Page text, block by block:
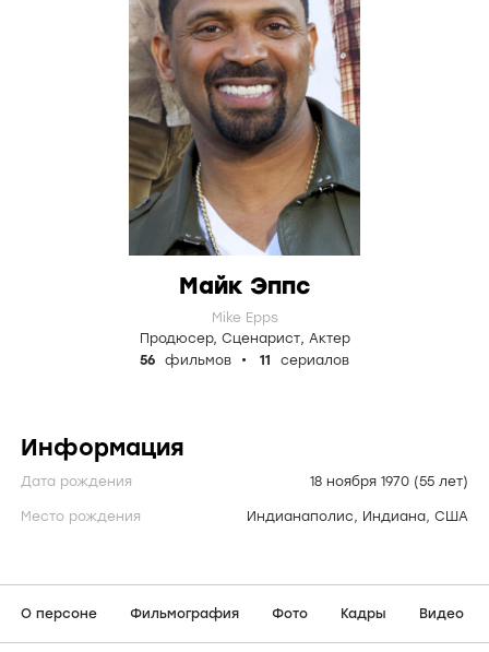
Майк Эппс
Mike Epps
Продюсер, Сценарист, Актер
56
фильмов 11 сериалов
Информация
Дата рождения 18 ноября 1970 (55 лет)
Место рождения Индианаполис, Индиана, США
О персоне Фильмография Фото Кадры Видео